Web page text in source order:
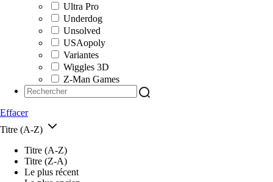
Ultra Pro
Underdog
Unsolved
USAopoly
Variantes
Wiggles 3D
Z-Man Games
Effacer
Titre (A-Z)
Titre (A-Z)
Titre (Z-A)
Le plus récent